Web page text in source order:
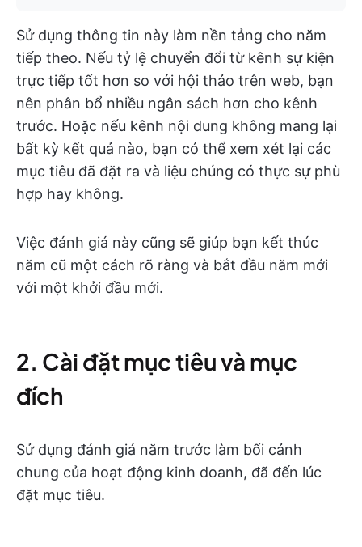
Sử dụng thông tin này làm nền tảng cho năm
tiếp theo. Nếu tỷ lệ chuyển đổi từ kênh sự kiện
trực tiếp tốt hơn so với hội thảo trên web, bạn
nên phân bổ nhiều ngân sách hơn cho kênh
trước. Hoặc nếu kênh nội dung không mang lại
bất kỳ kết quả nào, bạn có thể xem xét lại các
mục tiêu đã đặt ra và liệu chúng có thực sự phù
hợp hay không.
Việc đánh giá này cũng sẽ giúp bạn kết thúc
năm cũ một cách rõ ràng và bắt đầu năm mới
với một khởi đầu mới.
2. Cài đặt mục tiêu và mục
đích
Sử dụng đánh giá năm trước làm bối cảnh
chung của hoạt động kinh doanh, đã đến lúc
đặt mục tiêu.